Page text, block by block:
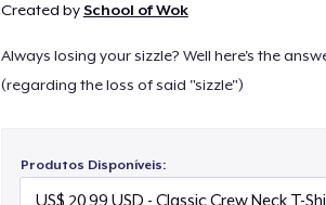
Created bySchool of Wok
Always losing your sizzle? Well here's the
(regarding the loss of said "sizzle")
Produtos Disponíveis: